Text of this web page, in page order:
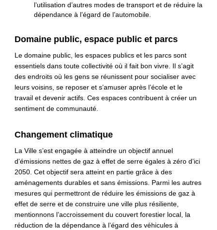
l’utilisation d’autres modes de transport et de réduire la
dépendance à l’égard de l’automobile.
Domaine public, espace public et parcs
Le domaine public, les espaces publics et les parcs sont
essentiels dans toute collectivité où il fait bon vivre. Il s’agit
des endroits où les gens se réunissent pour socialiser avec
leurs voisins, se reposer et s’amuser après l’école et le
travail et devenir actifs. Ces espaces contribuent à créer un
sentiment de communauté.
Changement climatique
La Ville s’est engagée à atteindre un objectif annuel
d’émissions nettes de gaz à effet de serre égales à zéro d’ici
2050. Cet objectif sera atteint en partie grâce à des
aménagements durables et sans émissions. Parmi les autres
mesures qui permettront de réduire les émissions de gaz à
effet de serre et de construire une ville plus résiliente,
mentionnons l’accroissement du couvert forestier local, la
réduction de la dépendance à l’égard des véhicules à